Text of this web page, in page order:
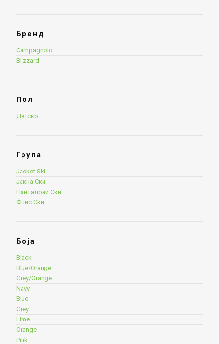
Бренд
Campagnolo
Blizzard
Пол
Детско
Група
Jacket Ski
Јакна Ски
Панталони Ски
Флис Ски
Боја
Black
Blue/Orange
Grey/Orange
Navy
Blue
Grey
Lime
Orange
Pink